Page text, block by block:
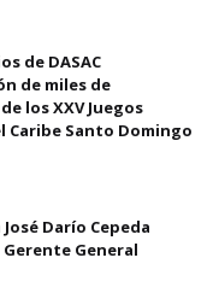
de DASAC
de miles de
los XXV Juegos
Caribe Santo Domingo
José Darío Cepeda
General